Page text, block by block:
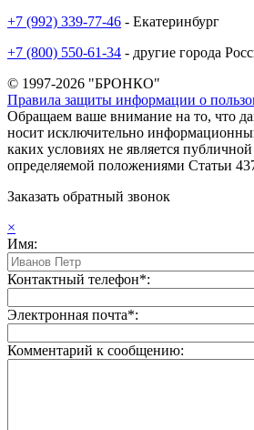
+7 (992) 339-77-46 - Екатеринбург
+7 (800) 550-61-34 - другие города
© 1997-2026 "БРОНКО"
Правила защиты информации о
Обращаем ваше внимание на то, что
носит исключительно
каких условиях не является
определяемой положениями Статьи
Заказать обратный звонок
×
Имя:
Контактный телефон*:
Электронная почта*:
Комментарий к сообщению: